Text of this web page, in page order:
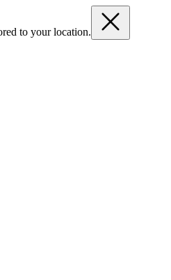
to your location.